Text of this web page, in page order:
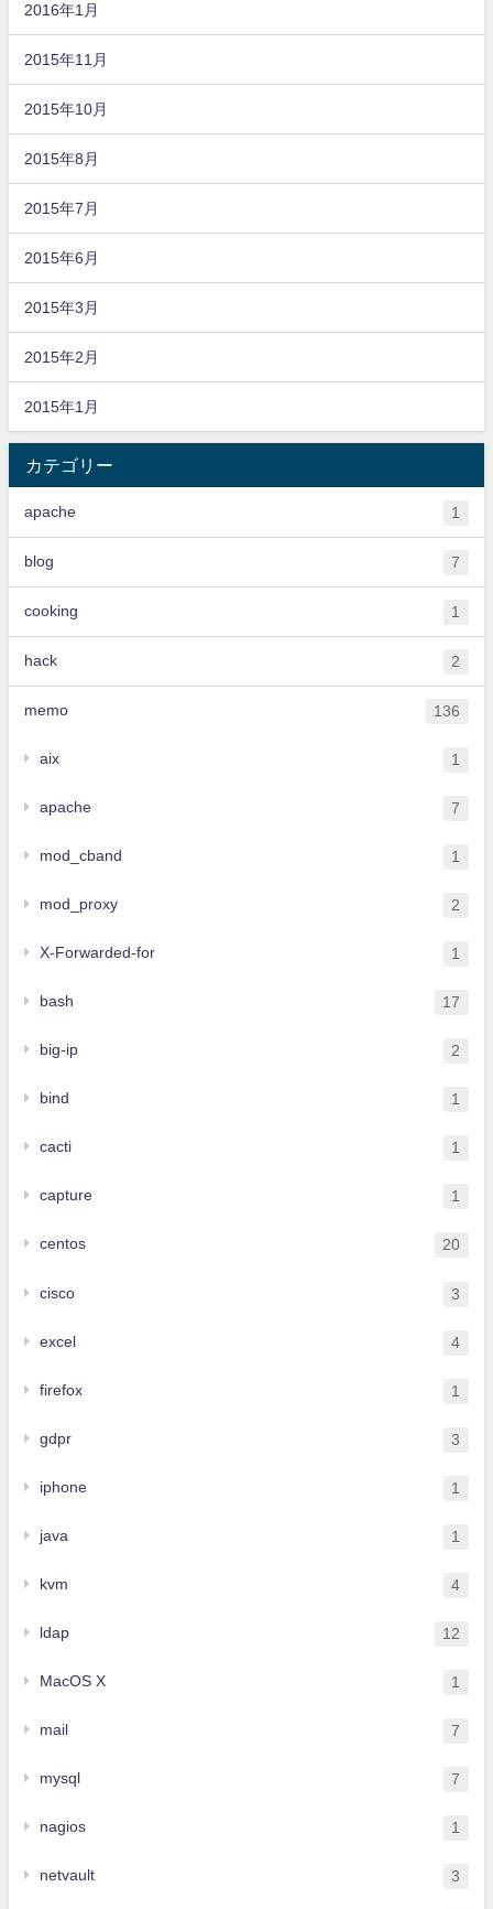
2016年1月
2015年11月
2015年10月
2015年8月
2015年7月
2015年6月
2015年3月
2015年2月
2015年1月
カテゴリー
apache 1
blog 7
cooking 1
hack 2
memo 136
aix 1
apache 7
mod_cband 1
mod_proxy 2
X-Forwarded-for 1
bash 17
big-ip 2
bind 1
cacti 1
capture 1
centos 20
cisco 3
excel 4
firefox 1
gdpr 3
iphone 1
java 1
kvm 4
ldap 12
MacOS X 1
mail 7
mysql 7
nagios 1
netvault 3